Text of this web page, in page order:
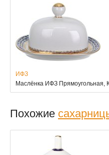
ИФЗ
Маслёнка ИФЗ Прямоугольная,
Похожие